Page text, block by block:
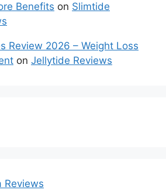
Benefits on Slimtide
Review 2026 – Weight Loss
on Jellytide Reviews
Reviews